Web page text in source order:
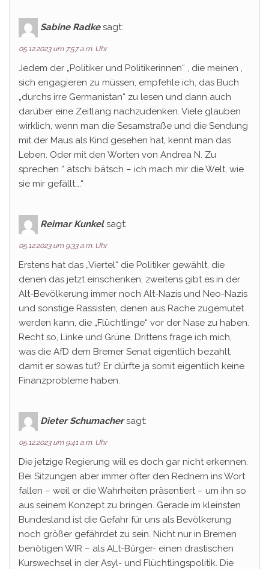
Sabine Radke sagt:
05.12.2023 um 7:57 a.m. Uhr
Jedem der „Politiker und Politikerinnen“ , die meinen ,
sich engagieren zu müssen, empfehle ich, das Buch
„durchs irre Germanistan“ zu lesen und dann auch
darüber eine Zeitlang nachzudenken. Viele glauben
wirklich, wenn man die Sesamstraße und die Sendung
mit der Maus als Kind gesehen hat, kennt man das
Leben. Oder mit den Worten von Andrea N. Zu
sprechen “ ätschi bätsch – ich mach mir die Welt, wie
sie mir gefällt….“
Reimar Kunkel sagt:
05.12.2023 um 9:33 a.m. Uhr
Erstens hat das „Viertel“ die Politiker gewählt, die
denen das jetzt einschenken, zweitens gibt es in der
Alt-Bevölkerung immer noch Alt-Nazis und Neo-Nazis
und sonstige Rassisten, denen aus Rache zugemutet
werden kann, die „Flüchtlinge“ vor der Nase zu haben.
Recht so, Linke und Grüne. Drittens frage ich mich,
was die AfD dem Bremer Senat eigentlich bezahlt,
damit er sowas tut? Er dürfte ja somit eigentlich keine
Finanzprobleme haben.
Dieter Schumacher sagt:
05.12.2023 um 9:41 a.m. Uhr
Die jetzige Regierung will es doch gar nicht erkennen.
Bei Sitzungen aber immer öfter den Rednern ins Wort
fallen – weil er die Wahrheiten präsentiert – um ihn so
aus seinem Konzept zu bringen. Gerade im kleinsten
Bundesland ist die Gefahr für uns als Bevölkerung
noch größer gefährdet zu sein. Nicht nur in Bremen
benötigen WIR – als ALt-Bürger- einen drastischen
Kurswechsel in der Asyl- und Flüchtlingspolitik. Die